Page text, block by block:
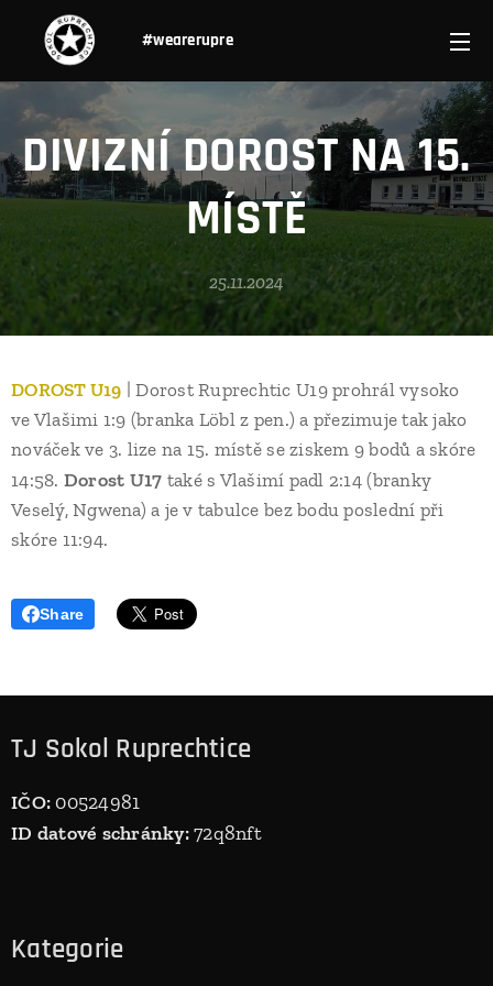
#wearerupre
DIVIZNÍ DOROST NA 15.
MÍSTĚ
25.11.2024
DOROST U19 | Dorost Ruprechtic U19 prohrál vysoko
ve Vlašimi 1:9 (branka Löbl z pen.) a přezimuje tak jako
nováček ve 3. lize na 15. místě se ziskem 9 bodů a skóre
14:58. Dorost U17 také s Vlašimí padl 2:14 (branky
Veselý, Ngwena) a je v tabulce bez bodu poslední při
skóre 11:94.
Share
TJ Sokol Ruprechtice
IČO:00524981
ID datové schránky:72q8nft
Kategorie